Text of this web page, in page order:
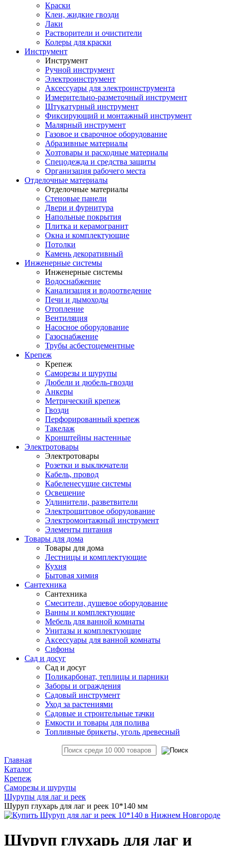
Краски
Клеи, жидкие гвозди
Лаки
Растворители и очистители
Колеры для краски
Инструмент
Инструмент
Ручной инструмент
Электроинструмент
Аксессуары для электроинструмента
Измерительно-разметочный инструмент
Штукатурный инструмент
Фиксирующий и монтажный инструмент
Малярный инструмент
Газовое и сварочное оборудование
Абразивные материалы
Хозтовары и расходные материалы
Спецодежда и средства защиты
Организация рабочего места
Отделочные материалы
Отделочные материалы
Стеновые панели
Двери и фурнитура
Напольные покрытия
Плитка и керамогранит
Окна и комплектующие
Потолки
Камень декоративный
Инженерные системы
Инженерные системы
Водоснабжение
Канализация и водоотведение
Печи и дымоходы
Отопление
Вентиляция
Насосное оборудование
Газоснабжение
Трубы асбестоцементные
Крепеж
Крепеж
Саморезы и шурупы
Дюбели и дюбель-гвозди
Анкеры
Метрический крепеж
Гвозди
Перфорированный крепеж
Такелаж
Кронштейны настенные
Электротовары
Электротовары
Розетки и выключатели
Кабель, провод
Кабеленесущие системы
Освещение
Удлинители, разветвители
Электрощитовое оборудование
Электромонтажный инструмент
Элементы питания
Товары для дома
Товары для дома
Лестницы и комплектующие
Кухня
Бытовая химия
Сантехника
Сантехника
Смесители, душевое оборудование
Ванны и комплектующие
Мебель для ванной комнаты
Унитазы и комплектующие
Аксессуары для ванной комнаты
Сифоны
Сад и досуг
Сад и досуг
Поликарбонат, теплицы и парники
Заборы и ограждения
Садовый инструмент
Уход за растениями
Садовые и строительные тачки
Емкости и товары для полива
Топливные брикеты, уголь древесный
Главная
Каталог
Крепеж
Саморезы и шурупы
Шурупы для лаг и реек
Шуруп глухарь для лаг и реек 10*140 мм
Шуруп глухарь для лаг и